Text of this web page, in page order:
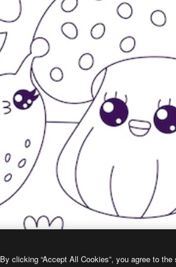
By clicking “Accept All Cookies”, you agree to